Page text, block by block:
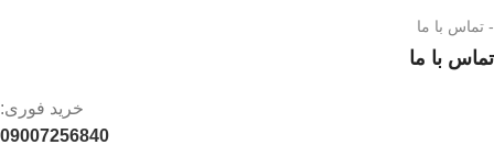
- تماس با ما
تماس با ما
خرید فوری:
09007256840